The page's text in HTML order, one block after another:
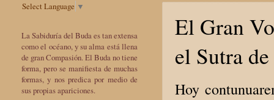
El Gran
el Sutra
Hoy
Select Language ▼
La Sabiduría del Buda es tan extensa
como el océano, y su alma está llena
de gran Compasión. El Buda no tiene
forma, pero se manifiesta de muchas
formas, y nos predica por medio de
sus propias apariciones.